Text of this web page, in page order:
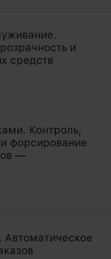
и
средств
Контроль,
форсирование
—